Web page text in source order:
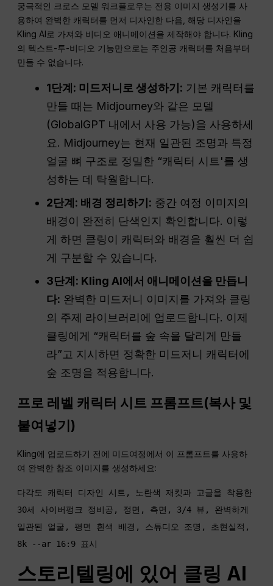
궁극적인 크로스 모델 워크플로우는 전용 이미지 생성기를 사
용하여 완벽한 캐릭터를 먼저 디자인한 다음, 해당 디자인을
Kling AI로 가져와 비디오 애니메이션을 제작해야 합니다. Kling
의 텍스트-투-비디오 기능만으로는 주인공 캐릭터를 처음부터
만들 수 없습니다.
1단계: 미드저니로 생성하기: 기본 캐릭터를
만들 때는 Midjourney와 같은 모델
(GlobalGPT 내에서 사용 가능)을 사용하세
요. Midjourney는 현재 일관된 조명과 특정
얼굴 뼈 구조로 정밀한 “캐릭터 시트'를 생
성하는 데 탁월합니다.
2단계: 배경 정리하기: 중간 여정 이미지의
배경이 완전히 단색인지 확인합니다. 이렇
게 하면 클링이 캐릭터와 배경을 훨씬 더 쉽
게 구분할 수 있습니다.
3단계: Kling AI에서 애니메이션을 만듭니
다: 완벽한 미드저니 이미지를 가져와 클링
의 주제 라이브러리에 업로드합니다. 이제
클링에게 “캐릭터를 숲 속을 달리게 만들
라”고 지시하면 정확한 미드저니 캐릭터에
숲 조명을 적용합니다.
프로 레벨 캐릭터 시트 프롬프트(복사 및
붙여넣기)
Kling에 업로드하기 전에 미드여정에서 이 프롬프트를 사용하
여 완벽한 참조 이미지를 생성하세요:
다각도 캐릭터 디자인 시트, 노란색 재킷과 고글을 착용한
30세 사이버펑크 정비공, 정면, 측면, 3/4 뷰, 완벽하게
일관된 얼굴, 평면 흰색 배경, 스튜디오 조명, 초현실적,
스토리텔링에 있어 클링 AI